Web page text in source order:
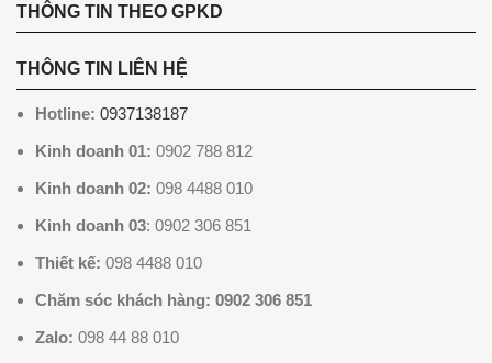
THÔNG TIN THEO GPKD
THÔNG TIN LIÊN HỆ
Hotline: 0937138187
Kinh doanh 01: 0902 788 812
Kinh doanh 02: 098 4488 010
Kinh doanh 03: 0902 306 851
Thiết kế: 098 4488 010
Chăm sóc khách hàng: 0902 306 851
Zalo: 098 44 88 010